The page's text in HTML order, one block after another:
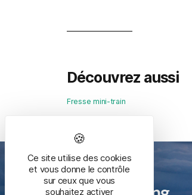
Découvrez aussi
Fresse mini-train
Ce site utilise des cookies
et vous donne le contrôle
sur ceux que vous
souhaitez activer